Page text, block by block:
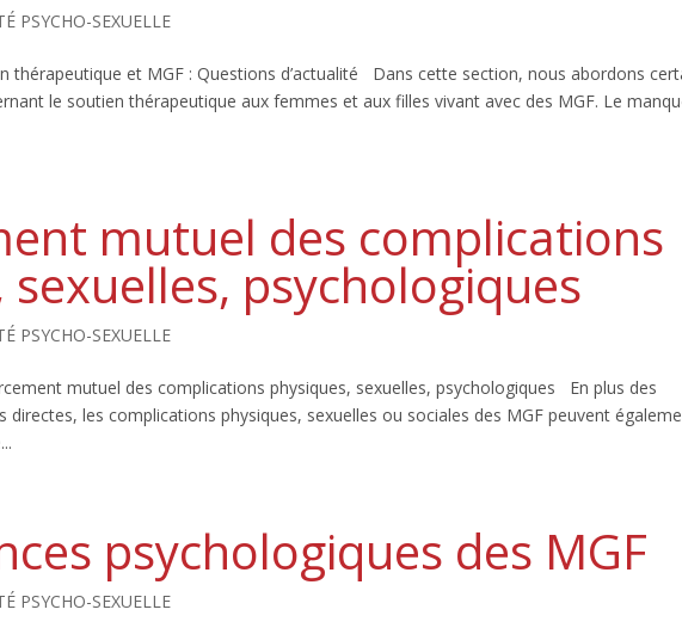
PSYCHO-SEXUELLE
thérapeutique et MGF : Questions d’actualité Dans cette section, nous abordons
le soutien thérapeutique aux femmes et aux filles vivant avec des MGF. Le
mutuel des complications
sexuelles, psychologiques
PSYCHO-SEXUELLE
mutuel des complications physiques, sexuelles, psychologiques En plus des
directes, les complications physiques, sexuelles ou sociales des MGF peuvent
psychologiques des MGF
PSYCHO-SEXUELLE